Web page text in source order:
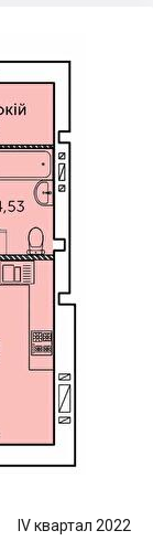
IV квартал 2022